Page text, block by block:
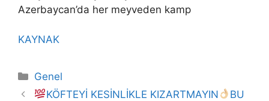
Azerbaycan’da her meyveden kamp
KAYNAK
Kategoriler
Genel
KÖFTEYİ KESİNLİKLE KIZARTMAYIN
BU